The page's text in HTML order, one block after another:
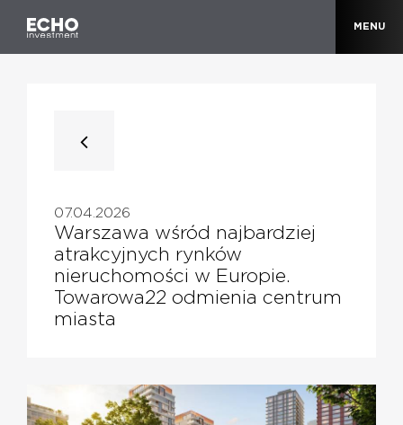
MENU
07.04.2026
Warszawa wśród najbardziej
atrakcyjnych rynków
nieruchomości w Europie.
Towarowa22 odmienia centrum
miasta